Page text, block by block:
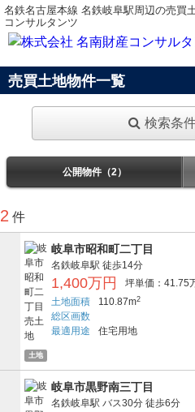
名鉄名古屋本線 名鉄岐阜駅周辺の売買
コンサルタンツ
売買土地物件一覧
検索条
公開物件（2）
2 件
土地
岐阜市昭和町二丁目
名鉄岐阜駅 徒歩14分
1,400万円
坪単価：41.75
土地面積
110.87m2
総区画数
最適用途
住宅用地
岐阜市黒野南三丁目
名鉄岐阜駅 バス30分 徒歩6分